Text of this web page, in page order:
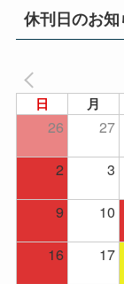
イ
ブ
休刊日のお知
日 月
26 27
2
3
9
10
16
17